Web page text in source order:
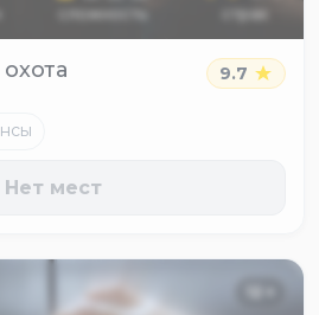
сложность страх
9.7
Нет мест